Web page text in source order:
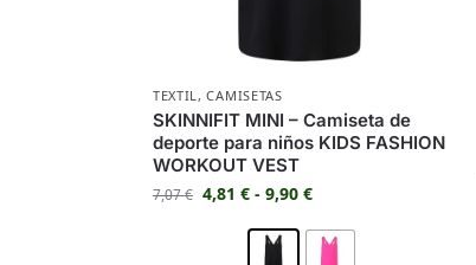
TEXTIL,CAMISETAS
SKINNIFIT MINI – Camiseta de
deporte para niños KIDS FASHION
WORKOUT VEST
7,07€ 4,81 € - 9,90 €